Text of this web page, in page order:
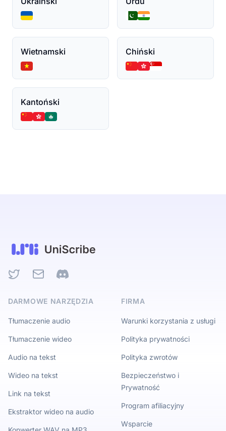
Wietnamski Chiński
Kantoński
TwitterEmail Discord
DARMOWE NARZĘDZIA
Tłumaczenie audio
Tłumaczenie wideo
Audio na tekst
Wideo na tekst
Link na tekst
Ekstraktor wideo na audio
FIRMA
Warunki korzystania z usługi
Polityka prywatności
Polityka zwrotów
Bezpieczeństwo i
Prywatność
Program afiliacyjny
Wsparcie